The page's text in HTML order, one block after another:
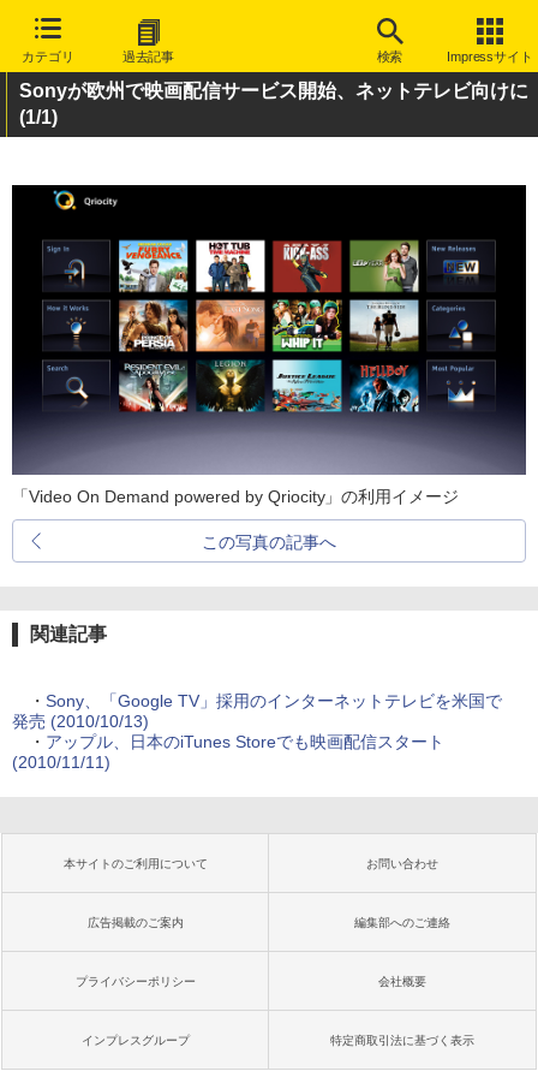
カテゴリ 過去記事 検索 Impressサイト
Sonyが欧州で映画配信サービス開始、ネットテレビ向けに
(1/1)
「Video On Demand powered by Qriocity」の利用イメージ
この写真の記事へ
関連記事
・ Sony、「Google TV」採用のインターネットテレビを米国で
発売 (2010/10/13)
・ アップル、日本のiTunes Storeでも映画配信スタート
(2010/11/11)
本サイトのご利用について お問い合わせ
広告掲載のご案内 編集部へのご連絡
プライバシーポリシー 会社概要
インプレスグループ 特定商取引法に基づく表示